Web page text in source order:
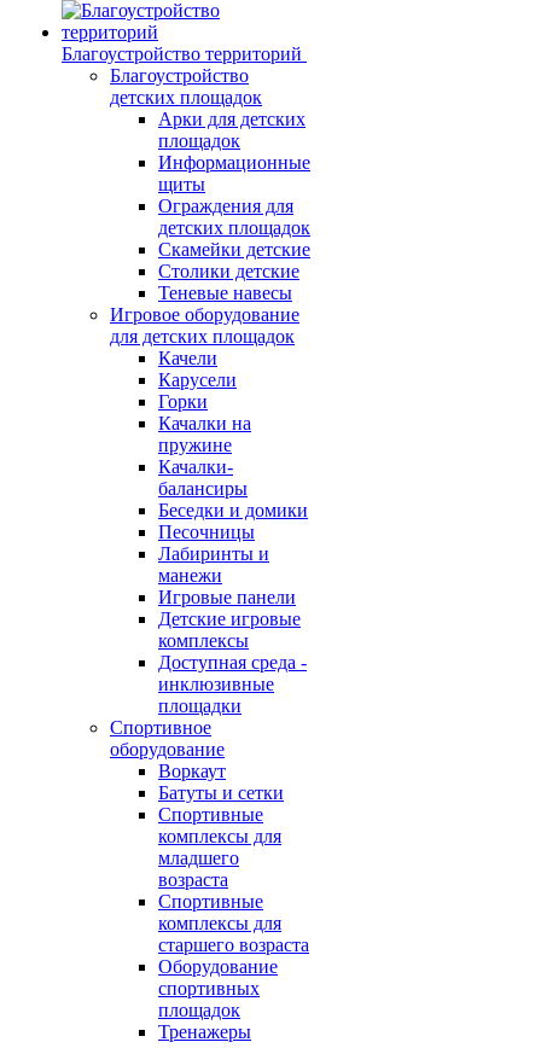
Благоустройство территорий
Благоустройство
детских площадок
Арки для детских
площадок
Информационные
щиты
Ограждения для
детских площадок
Скамейки детские
Столики детские
Теневые навесы
Игровое оборудование
для детских площадок
Качели
Карусели
Горки
Качалки на
пружине
Качалки-
балансиры
Беседки и домики
Песочницы
Лабиринты и
манежи
Игровые панели
Детские игровые
комплексы
Доступная среда -
инклюзивные
площадки
Спортивное
оборудование
Воркаут
Батуты и сетки
Спортивные
комплексы для
младшего
возраста
Спортивные
комплексы для
старшего возраста
Оборудование
спортивных
площадок
Тренажеры